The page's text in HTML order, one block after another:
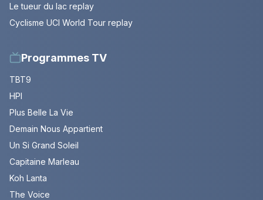
Le tueur du lac replay
Cyclisme UCI World Tour replay
Programmes TV
TBT9
HPI
Plus Belle La Vie
Demain Nous Appartient
Un Si Grand Soleil
Capitaine Marleau
Koh Lanta
The Voice